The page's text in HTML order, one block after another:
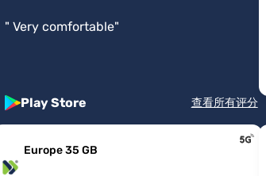
" Very comfortable"
Play Store 查看所有评分
Europe 35 GB